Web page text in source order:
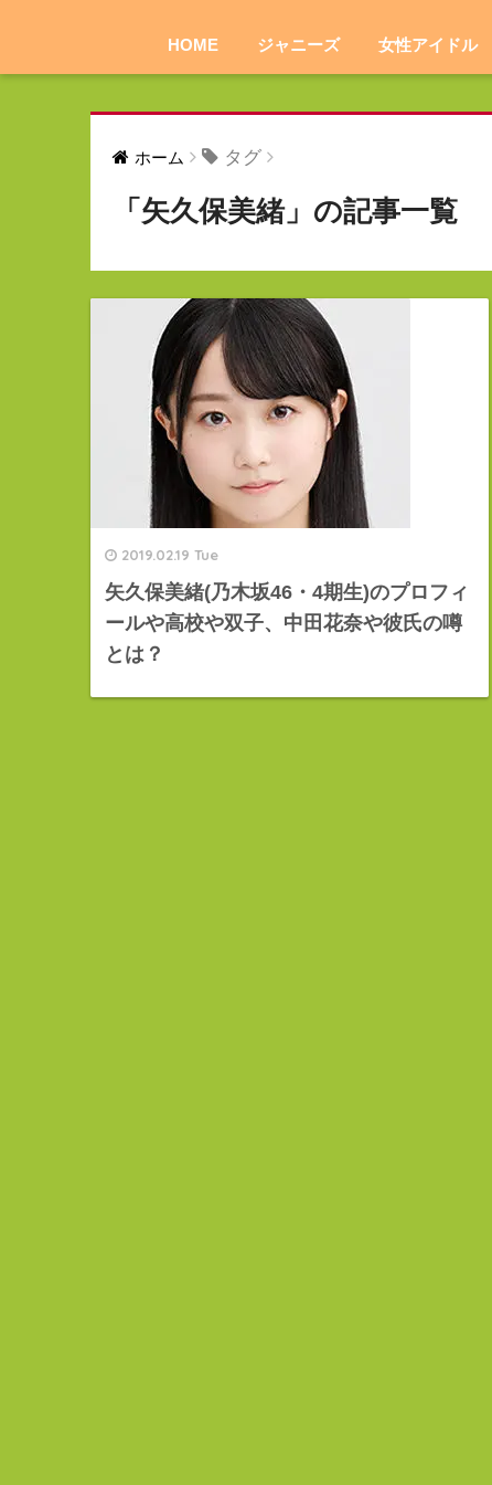
HOME ジャニーズ 女性アイドル
ホーム タグ
「矢久保美緒」の記事一覧
2019.02.19 Tue
矢久保美緒(乃木坂46・4期生)のプロフィ
ールや高校や双子、中田花奈や彼氏の噂
とは？